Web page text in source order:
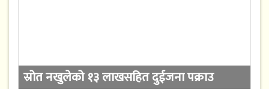
स्रोत नखुलेको १३ लाखसहित दुईजना पक्राउ